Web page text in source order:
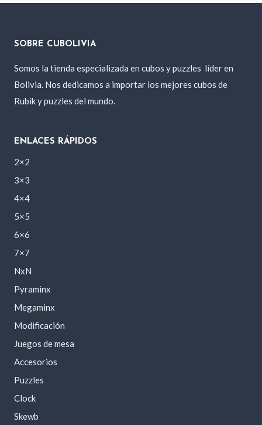
SOBRE CUBOLIVIA
Somos la tienda especializada en cubos y puzzles líder en
Bolivia. Nos dedicamos a importar los mejores cubos de
Rubik y puzzles del mundo.
ENLACES RÁPIDOS
2×2
3×3
4×4
5×5
6×6
7×7
NxN
Pyraminx
Megaminx
Modificación
Juegos de mesa
Accesorios
Puzzles
Clock
Skewb